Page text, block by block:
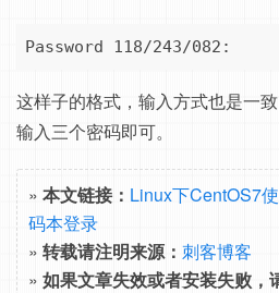
Password 118/243/082:
这样子的格式，输入方式也是一
输入三个密码即可。
» 本文链接： Linux下CentOS7
码本登录
» 转载请注明来源： 刺客博客
» 如果文章失效或者安装失败，